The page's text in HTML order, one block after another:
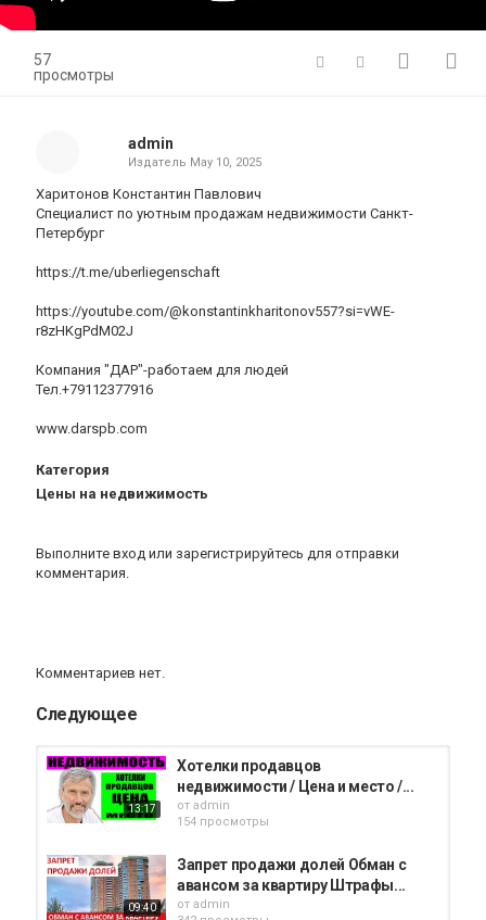
57
просмотры
admin
Издатель May 10, 2025
Харитонов Константин Павлович
Специалист по уютным продажам недвижимости Санкт-
Петербург
https://t.me/uberliegenschaft
https://youtube.com/@konstantinkharitonov557?si=vWE-
r8zHKgPdM02J
Компания "ДАР"-работаем для людей
Тел.+79112377916
www.darspb.com
Категория
Цены на недвижимость
Выполните вход или зарегистрируйтесь для отправки
комментария.
Комментариев нет.
Следующее
13:17
Хотелки продавцов
недвижимости / Цена и место /...
от admin
154 просмотры
09:40
Запрет продажи долей Обман с
авансом за квартиру Штрафы...
от admin